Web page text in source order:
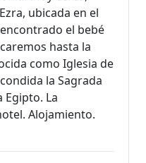
ubicada en el
el bebé
hasta la
como Iglesia de
la Sagrada
Egipto. La
Alojamiento.